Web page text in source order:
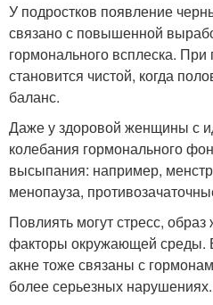
У подростков появление
связано с повышенной
гормонального всплеска.
становится чистой, когда
баланс.
Даже у здоровой женщины с
колебания гормонального
высыпания: например,
менопауза,
Повлиять могут стресс,
факторы окружающей
акне тоже связаны с
более серьезных нарушениях.